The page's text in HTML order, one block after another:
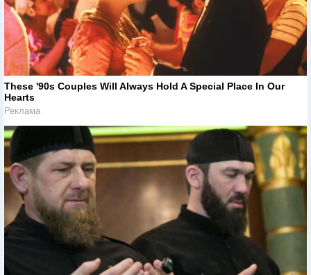
These '90s Couples Will Always Hold A Special Place In Our
Hearts
Реклама